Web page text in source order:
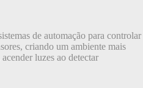
de automação para controlar
criando um ambiente mais
luzes ao detectar